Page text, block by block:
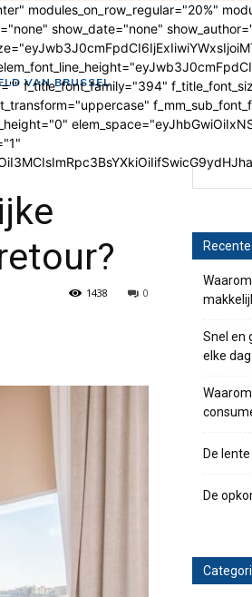
modules_on_row_regular="20%"
show_date="none"
f_title_font_family="394"
VAN BRUSSEL
0
1438
Snel en
elke dag
De
De